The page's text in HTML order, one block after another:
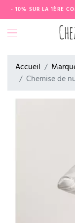
- 10% SUR LA 1ÈRE
Accueil
Chemise de